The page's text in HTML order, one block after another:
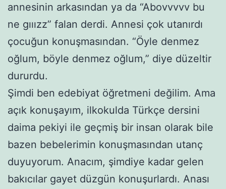
annesinin arkasından ya da “Abovvvvv bu
ne gııızz” falan derdi. Annesi çok utanırdı
çocuğun konuşmasından. “Öyle denmez
oğlum, böyle denmez oğlum,” diye düzeltir
dururdu.
Şimdi ben edebiyat öğretmeni değilim. Ama
açık konuşayım, ilkokulda Türkçe dersini
daima pekiyi ile geçmiş bir insan olarak bile
bazen bebelerimin konuşmasından utanç
duyuyorum. Anacım, şimdiye kadar gelen
bakıcılar gayet düzgün konuşurlardı. Anası